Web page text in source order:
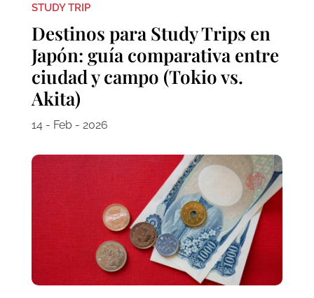
STUDY TRIP
Destinos para Study Trips en
Japón: guía comparativa entre
ciudad y campo (Tokio vs.
Akita)
14 - Feb - 2026